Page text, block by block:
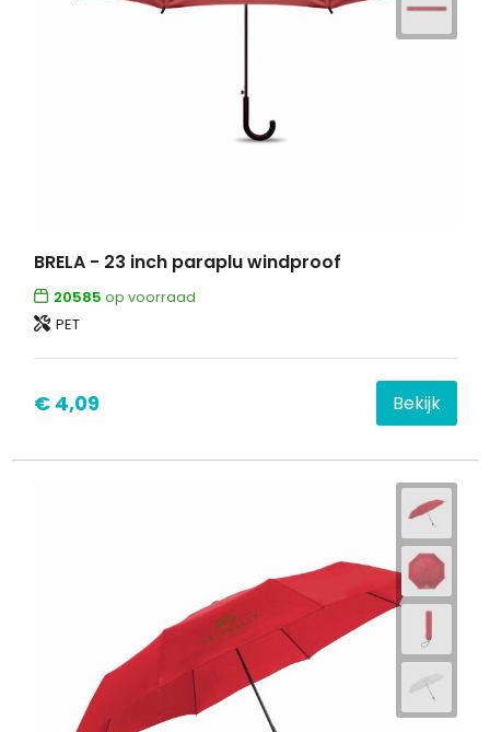
BRELA - 23 inch paraplu windproof
20585 op voorraad
PET
€ 4,09 Bekijk